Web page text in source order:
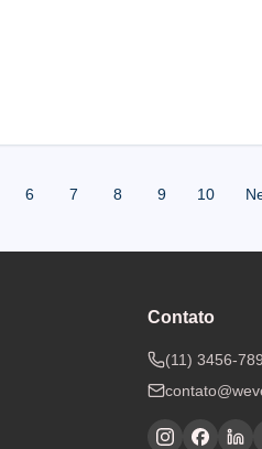
6 7 8 9 10
Contato
(11) 3456-